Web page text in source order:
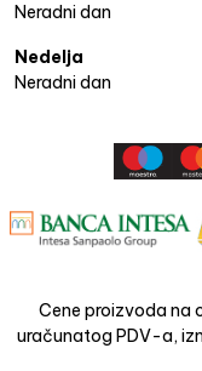
Neradni dan
Nedelja
Neradni dan
Cene proizvoda na
uračunatog PDV-a,